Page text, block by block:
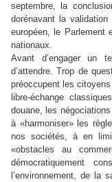
septembre, la
dorénavant la
européen, le Parlement
nationaux.
Avant d’engager un
d’attendre. Trop de
préoccupent les
libre-échange
douane, les
à «harmoniser» les
nos sociétés, à en
«obstacles au
démocratiquement
l’environnement, de la